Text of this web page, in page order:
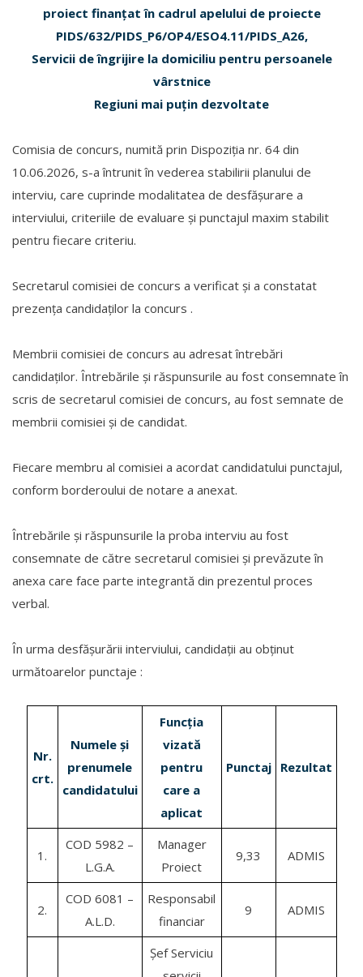
proiect finanțat în cadrul apelului de proiecte
PIDS/632/PIDS_P6/OP4/ESO4.11/PIDS_A26,
Servicii de îngrijire la domiciliu pentru persoanele
vârstnice
Regiuni mai puțin dezvoltate
Comisia de concurs, numită prin Dispoziția nr. 64 din
10.06.2026, s-a întrunit în vederea stabilirii planului de
interviu, care cuprinde modalitatea de desfășurare a
interviului, criteriile de evaluare și punctajul maxim stabilit
pentru fiecare criteriu.
Secretarul comisiei de concurs a verificat și a constatat
prezența candidaților la concurs .
Membrii comisiei de concurs au adresat întrebări
candidaților. Întrebările și răspunsurile au fost consemnate în
scris de secretarul comisiei de concurs, au fost semnate de
membrii comisiei și de candidat.
Fiecare membru al comisiei a acordat candidatului punctajul,
conform borderoului de notare a anexat.
Întrebările și răspunsurile la proba interviu au fost
consemnate de către secretarul comisiei și prevăzute în
anexa care face parte integrantă din prezentul proces
verbal.
În urma desfășurării interviului, candidații au obținut
următoarelor punctaje :
Nr.
crt.
Numele și
prenumele
candidatului
Funcția
vizată
pentru
care a
aplicat
Punctaj Rezultat
1.
COD 5982 –
L.G.A.
Manager
Proiect
9,33 ADMIS
2.
COD 6081 –
A.L.D.
Responsabil
financiar
9 ADMIS
Șef Serviciu